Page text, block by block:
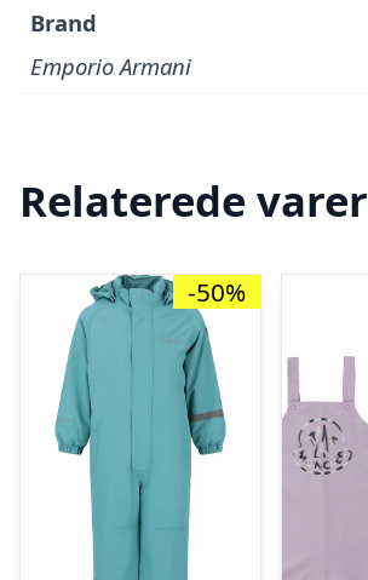
Brand
Emporio Armani
Relaterede varer
-50%